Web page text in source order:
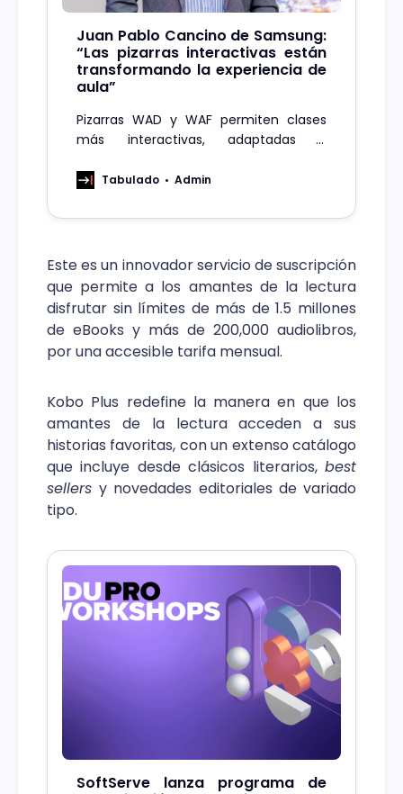
Juan Pablo Cancino de Samsung:
“Las pizarras interactivas están
transformando la experiencia de
aula”
Pizarras WAD y WAF permiten clases
más interactivas, adaptadas y
de Juan Pablo Cancino, vocero de
Tabulado Admin
Este es un innovador servicio de suscripción
que permite a los amantes de la lectura
disfrutar sin límites de más de 1.5 millones
de eBooks y más de 200,000 audiolibros,
por una accesible tarifa mensual.
Kobo Plus redefine la manera en que los
amantes de la lectura acceden a sus
historias favoritas, con un extenso catálogo
que incluye desde clásicos literarios, best
sellersy novedades editoriales de variado
tipo.
SoftServe lanza programa de